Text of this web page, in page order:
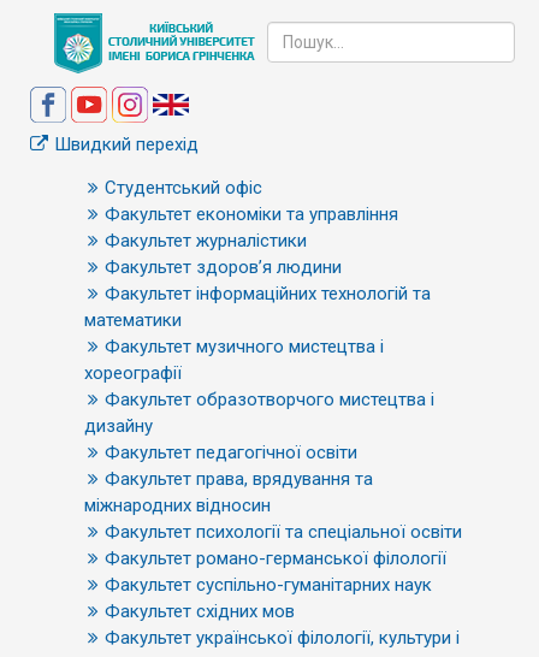
Швидкий перехід
Студентський офіс
Факультет економіки та управління
Факультет журналістики
Факультет здоров’я людини
Факультет інформаційних технологій та
математики
Факультет музичного мистецтва і
хореографії
Факультет образотворчого мистецтва і
дизайну
Факультет педагогічної освіти
Факультет права, врядування та
міжнародних відносин
Факультет психології та спеціальної освіти
Факультет романо-германської філології
Факультет суспільно-гуманітарних наук
Факультет східних мов
Факультет української філології, культури і